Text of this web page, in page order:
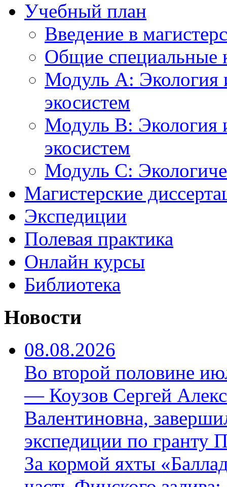
Учебный план
Введение в
Общие специальные
Модуль А: Экология
экосистем
Модуль B: Экология
экосистем
Модуль C:
Магистерские
Экспедиции
Полевая практика
Онлайн курсы
Библиотека
Новости
08.08.2026
Во второй половине
— Коузов Сергей
Валентиновна,
экспедиции по гранту
За кормой яхты